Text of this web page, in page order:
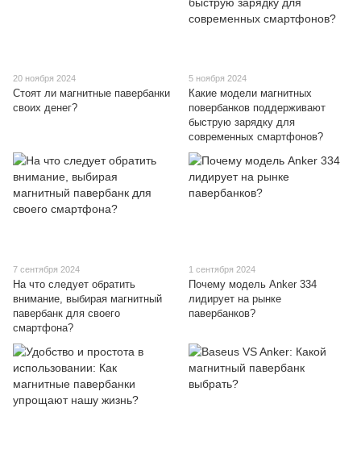
20 ноября 2024
Стоят ли магнитные павербанки
своих денег?
5 ноября 2024
Какие модели магнитных
повербанков поддерживают
быструю зарядку для
современных смартфонов?
7 сентября 2024
На что следует обратить
внимание, выбирая магнитный
павербанк для своего
смартфона?
1 сентября 2024
Почему модель Anker 334
лидирует на рынке
павербанков?